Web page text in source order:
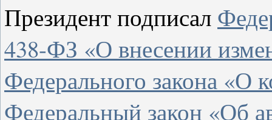
Президент подписал
438-ФЗ «О внесении
Федерального закона «О
Федеральный закон «Об